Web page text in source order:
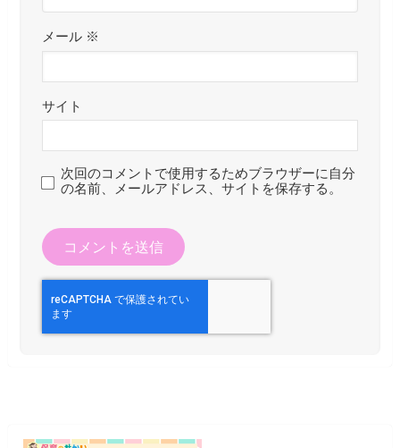
メール ※
サイト
次回のコメントで使用するためブラウザーに自分
の名前、メールアドレス、サイトを保存する。